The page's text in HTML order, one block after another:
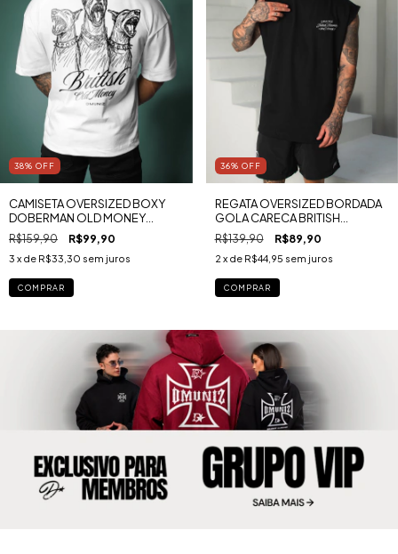
38% OFF
CAMISETA OVERSIZED BOXY
DOBERMAN OLD MONEY
MALHA PREMIUM RUGBY
R$159,90 R$99,90
3 x de R$33,30 sem juros
COMPRAR
36% OFF
REGATA OVERSIZED BORDADA
GOLA CARECA BRITISH
ESSENCE MALHA PREMIUM
RUGBY
R$139,90 R$89,90
2 x de R$44,95 sem juros
COMPRAR